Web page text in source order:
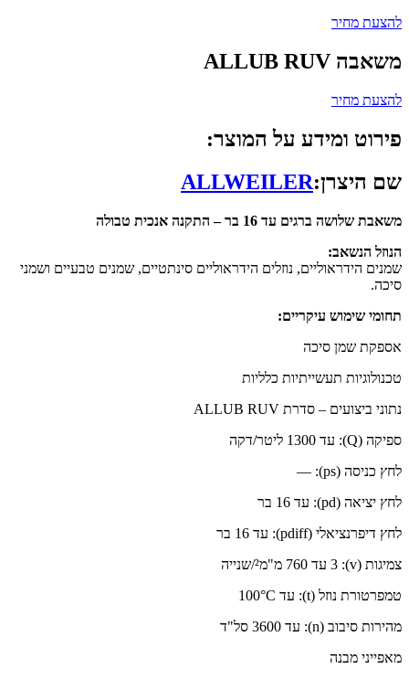
להצעת מחיר
משאבה ALLUB RUV
להצעת מחיר
פירוט ומידע על המוצר:
שם היצרן:ALLWEILER
משאבת שלושה ברגים עד 16 בר – התקנה אנכית טבולה
הנוזל הנשאב:
שמנים הידראוליים, נוזלים הידראוליים סינתטיים, שמנים טבעיים ושמני
סיכה.
תחומי שימוש עיקריים:
אספקת שמן סיכה
טכנולוגיות תעשייתיות כלליות
נתוני ביצועים – סדרת ALLUB RUV
ספיקה (Q): עד 1300 ליטר/דקה
לחץ כניסה (ps): —
לחץ יציאה (pd): עד 16 בר
לחץ דיפרנציאלי (pdiff): עד 16 בר
צמיגות (v): 3 עד 760 מ"מ²/שנייה
טמפרטורת נוזל (t): עד 100°C
מהירות סיבוב (n): עד 3600 סל"ד
מאפייני מבנה